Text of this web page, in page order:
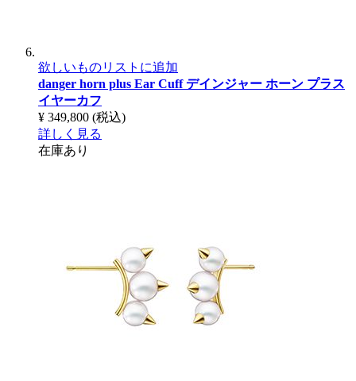
欲しいものリストに追加
danger horn plus Ear Cuffデインジャー ホーン プラス
イヤーカフ
¥ 349,800 (税込)
詳しく見る
在庫あり